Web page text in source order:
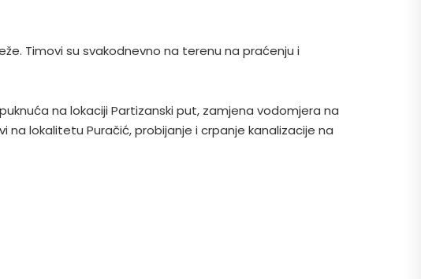
Timovi su svakodnevno na terenu na praćenju i
na lokaciji Partizanski put, zamjena vodomjera na
na lokalitetu Puračić, probijanje i crpanje kanalizacije na